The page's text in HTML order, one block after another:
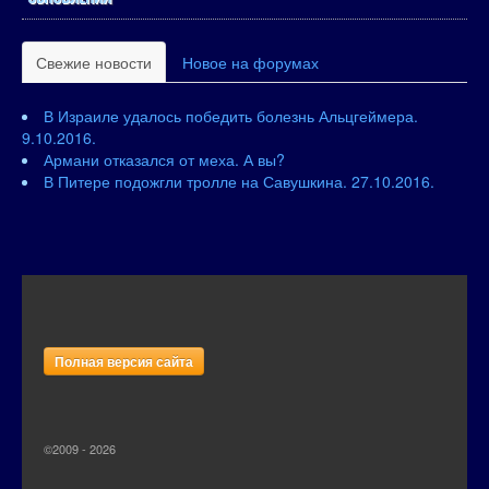
Свежие новости Новое на форумах
В Израиле удалось победить болезнь Альцгеймера.
9.10.2016.
Армани отказался от меха. А вы?
В Питере подожгли тролле на Савушкина. 27.10.2016.
Полная версия сайта
©2009 - 2026